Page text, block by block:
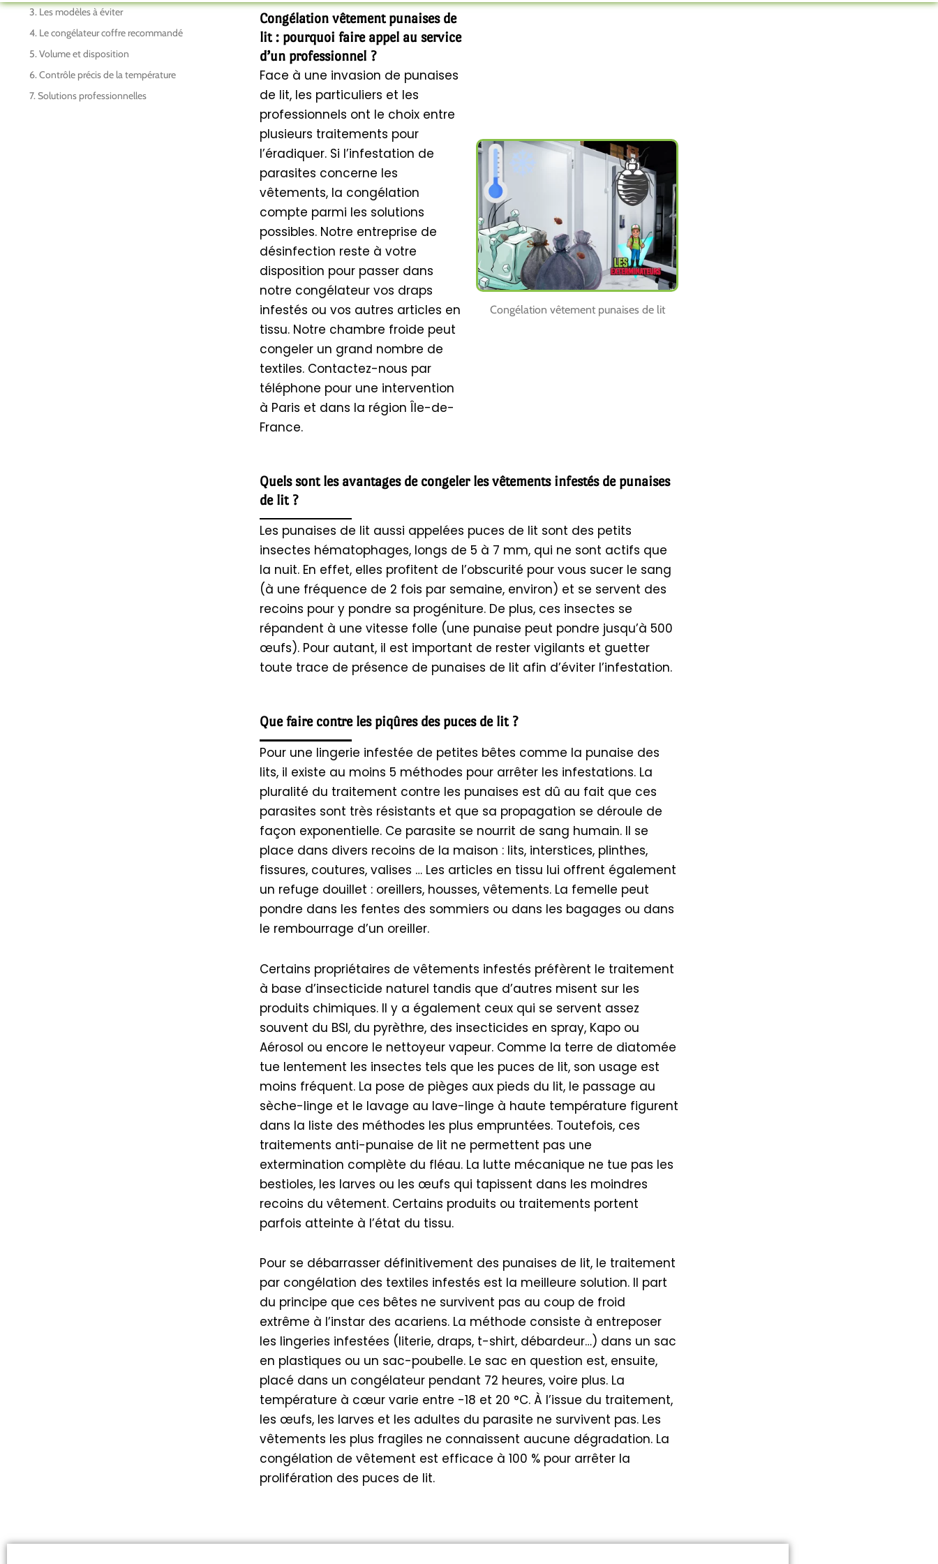
3. Les modèles à éviter
4. Le congélateur coffre recommandé
5. Volume et disposition
6. Contrôle précis de la température
7. Solutions professionnelles
Congélation vêtement punaises de
lit : pourquoi faire appel au service
d’un professionnel ?
Face à une invasion de punaises
de lit, les particuliers et les
professionnels ont le choix entre
plusieurs traitements pour
l’éradiquer. Si l’infestation de
parasites concerne les
vêtements, la congélation
compte parmi les solutions
possibles. Notre entreprise de
désinfection reste à votre
disposition pour passer dans
notre congélateur vos draps
infestés ou vos autres articles en
tissu. Notre chambre froide peut
congeler un grand nombre de
textiles. Contactez-nous par
téléphone pour une intervention
à Paris et dans la région Île-de-
France.
Congélation vêtement punaises de lit
Quels sont les avantages de congeler les vêtements infestés de punaises
de lit ?
Les punaises de lit aussi appelées puces de lit sont des petits
insectes hématophages, longs de 5 à 7 mm, qui ne sont actifs que
la nuit. En effet, elles profitent de l’obscurité pour vous sucer le sang
(à une fréquence de 2 fois par semaine, environ) et se servent des
recoins pour y pondre sa progéniture. De plus, ces insectes se
répandent à une vitesse folle (une punaise peut pondre jusqu’à 500
œufs). Pour autant, il est important de rester vigilants et guetter
toute trace de présence de punaises de lit afin d’éviter l’infestation.
Que faire contre les piqûres des puces de lit ?
Pour une lingerie infestée de petites bêtes comme la punaise des
lits, il existe au moins 5 méthodes pour arrêter les infestations. La
pluralité du traitement contre les punaises est dû au fait que ces
parasites sont très résistants et que sa propagation se déroule de
façon exponentielle. Ce parasite se nourrit de sang humain. Il se
place dans divers recoins de la maison : lits, interstices, plinthes,
fissures, coutures, valises … Les articles en tissu lui offrent également
un refuge douillet : oreillers, housses, vêtements. La femelle peut
pondre dans les fentes des sommiers ou dans les bagages ou dans
le rembourrage d’un oreiller.
Certains propriétaires de vêtements infestés préfèrent le traitement
à base d’insecticide naturel tandis que d’autres misent sur les
produits chimiques. Il y a également ceux qui se servent assez
souvent du BSI, du pyrèthre, des insecticides en spray, Kapo ou
Aérosol ou encore le nettoyeur vapeur. Comme la terre de diatomée
tue lentement les insectes tels que les puces de lit, son usage est
moins fréquent. La pose de pièges aux pieds du lit, le passage au
sèche-linge et le lavage au lave-linge à haute température figurent
dans la liste des méthodes les plus empruntées. Toutefois, ces
traitements anti-punaise de lit ne permettent pas une
extermination complète du fléau. La lutte mécanique ne tue pas les
bestioles, les larves ou les œufs qui tapissent dans les moindres
recoins du vêtement. Certains produits ou traitements portent
parfois atteinte à l’état du tissu.
Pour se débarrasser définitivement des punaises de lit, le traitement
par congélation des textiles infestés est la meilleure solution. Il part
du principe que ces bêtes ne survivent pas au coup de froid
extrême à l’instar des acariens. La méthode consiste à entreposer
les lingeries infestées (literie, draps, t-shirt, débardeur…) dans un sac
en plastiques ou un sac-poubelle. Le sac en question est, ensuite,
placé dans un congélateur pendant 72 heures, voire plus. La
température à cœur varie entre -18 et 20 °C. À l’issue du traitement,
les œufs, les larves et les adultes du parasite ne survivent pas. Les
vêtements les plus fragiles ne connaissent aucune dégradation. La
congélation de vêtement est efficace à 100 % pour arrêter la
prolifération des puces de lit.